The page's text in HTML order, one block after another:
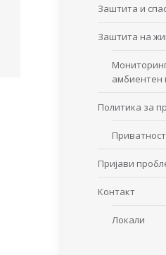
Заштита и
Заштита на
амбиентен
Политика за
Пријави
Контакт
Локали